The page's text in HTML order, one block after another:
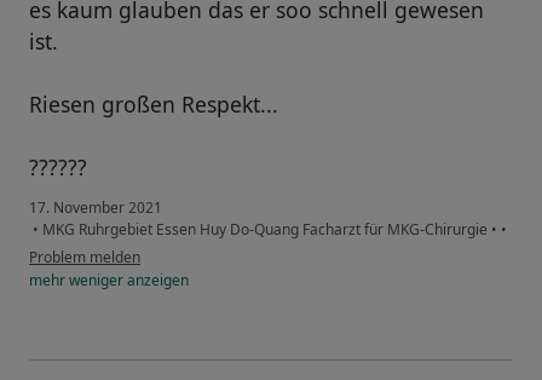
es kaum glauben das er soo schnell gewesen
ist.
Riesen großen Respekt...
??????
17. November 2021
• MKG Ruhrgebiet Essen Huy Do-Quang Facharzt für MKG-Chirurgie • •
Problem melden
mehrwenigeranzeigen